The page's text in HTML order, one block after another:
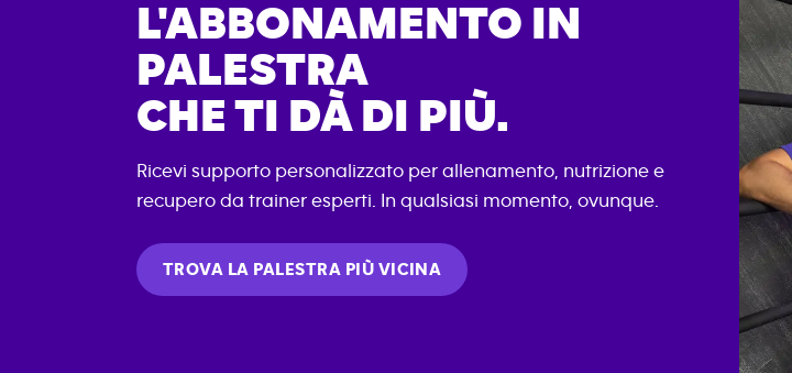
L'ABBONAMENTO IN
PALESTRA
CHE TI DÀ DI PIÙ.
Ricevi supporto personalizzato per allenamento, nutrizione e
recupero da trainer esperti. In qualsiasi momento, ovunque.
TROVA LA PALESTRA PIÙ VICINA